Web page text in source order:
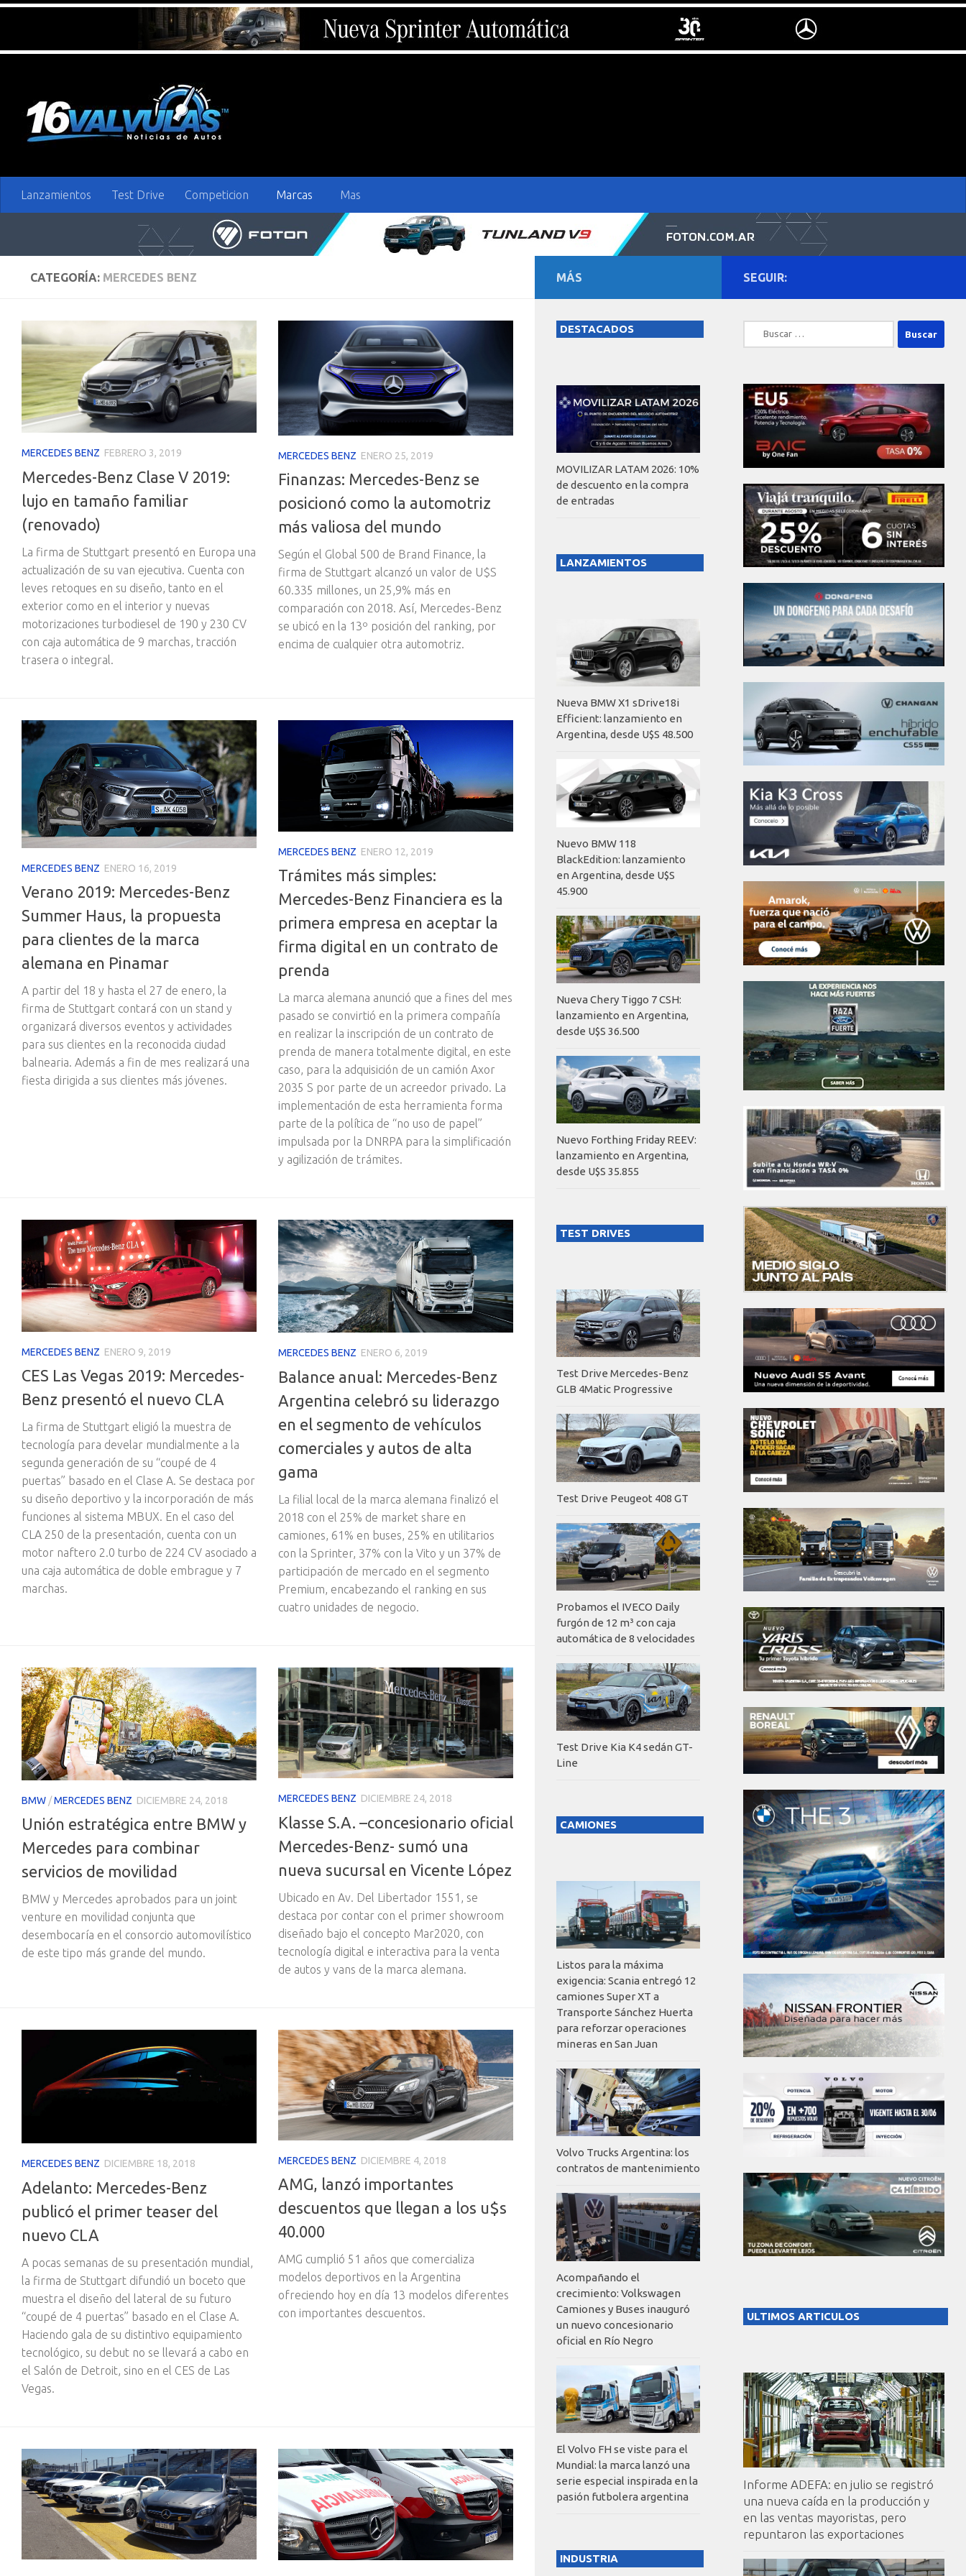
Lanzamientos Test Drive Competicion Marcas Mas
CATEGORÍA: MERCEDES BENZ
MERCEDES BENZ FEBRERO 3, 2019
Mercedes-Benz Clase V 2019:
lujo en tamaño familiar
(renovado)
La firma de Stuttgart presentó en Europa una
actualización de su van ejecutiva. Cuenta con
leves retoques en su diseño, tanto en el
exterior como en el interior y nuevas
motorizaciones turbodiesel de 190 y 230 CV
con caja automática de 9 marchas, tracción
trasera o integral.
MERCEDES BENZ ENERO 25, 2019
Finanzas: Mercedes-Benz se
posicionó como la automotriz
más valiosa del mundo
Según el Global 500 de Brand Finance, la
firma de Stuttgart alcanzó un valor de U$S
60.335 millones, un 25,9% más en
comparación con 2018. Así, Mercedes-Benz
se ubicó en la 13º posición del ranking, por
encima de cualquier otra automotriz.
MERCEDES BENZ ENERO 16, 2019
Verano 2019: Mercedes-Benz
Summer Haus, la propuesta
para clientes de la marca
alemana en Pinamar
A partir del 18 y hasta el 27 de enero, la
firma de Stuttgart contará con un stand y
organizará diversos eventos y actividades
para sus clientes en la reconocida ciudad
balnearia. Además a fin de mes realizará una
fiesta dirigida a sus clientes más jóvenes.
MERCEDES BENZ ENERO 12, 2019
Trámites más simples:
Mercedes-Benz Financiera es la
primera empresa en aceptar la
firma digital en un contrato de
prenda
La marca alemana anunció que a fines del mes
pasado se convirtió en la primera compañía
en realizar la inscripción de un contrato de
prenda de manera totalmente digital, en este
caso, para la adquisición de un camión Axor
2035 S por parte de un acreedor privado. La
implementación de esta herramienta forma
parte de la política de “no uso de papel”
impulsada por la DNRPA para la simplificación
y agilización de trámites.
MERCEDES BENZ ENERO 9, 2019
CES Las Vegas 2019: Mercedes-
Benz presentó el nuevo CLA
La firma de Stuttgart eligió la muestra de
tecnología para develar mundialmente a la
segunda generación de su “coupé de 4
puertas” basado en el Clase A. Se destaca por
su diseño deportivo y la incorporación de más
funciones al sistema MBUX. En el caso del
CLA 250 de la presentación, cuenta con un
motor naftero 2.0 turbo de 224 CV asociado a
una caja automática de doble embrague y 7
marchas.
MERCEDES BENZ ENERO 6, 2019
Balance anual: Mercedes-Benz
Argentina celebró su liderazgo
en el segmento de vehículos
comerciales y autos de alta
gama
La filial local de la marca alemana finalizó el
2018 con el 25% de market share en
camiones, 61% en buses, 25% en utilitarios
con la Sprinter, 37% con la Vito y un 37% de
participación de mercado en el segmento
Premium, encabezando el ranking en sus
cuatro unidades de negocio.
BMW /MERCEDES BENZ DICIEMBRE 24, 2018
Unión estratégica entre BMW y
Mercedes para combinar
servicios de movilidad
BMW y Mercedes aprobados para un joint
venture en movilidad conjunta que
desembocaría en el consorcio automovilístico
de este tipo más grande del mundo.
MERCEDES BENZ DICIEMBRE 24, 2018
Klasse S.A. –concesionario oficial
Mercedes-Benz- sumó una
nueva sucursal en Vicente López
Ubicado en Av. Del Libertador 1551, se
destaca por contar con el primer showroom
diseñado bajo el concepto Mar2020, con
tecnología digital e interactiva para la venta
de autos y vans de la marca alemana.
MERCEDES BENZ DICIEMBRE 18, 2018
Adelanto: Mercedes-Benz
publicó el primer teaser del
nuevo CLA
A pocas semanas de su presentación mundial,
la firma de Stuttgart difundió un boceto que
muestra el diseño del lateral de su futuro
“coupé de 4 puertas” basado en el Clase A.
Haciendo gala de su distintivo equipamiento
tecnológico, su debut no se llevará a cabo en
el Salón de Detroit, sino en el CES de Las
Vegas.
MERCEDES BENZ DICIEMBRE 4, 2018
AMG, lanzó importantes
descuentos que llegan a los u$s
40.000
AMG cumplió 51 años que comercializa
modelos deportivos en la Argentina
ofreciendo hoy en día 13 modelos diferentes
con importantes descuentos.
SEGUIR:
Buscar:
ULTIMOS ARTICULOS
Informe ADEFA: en julio se registró
una nueva caída en la producción y
en las ventas mayoristas, pero
repuntaron las exportaciones
MÁS
DESTACADOS
MOVILIZAR LATAM 2026: 10%
de descuento en la compra
de entradas
LANZAMIENTOS
Nueva BMW X1 sDrive18i
Efficient: lanzamiento en
Argentina, desde U$S 48.500
Nuevo BMW 118
BlackEdition: lanzamiento
en Argentina, desde U$S
45.900
Nueva Chery Tiggo 7 CSH:
lanzamiento en Argentina,
desde U$S 36.500
Nuevo Forthing Friday REEV:
lanzamiento en Argentina,
desde U$S 35.855
TEST DRIVES
Test Drive Mercedes-Benz
GLB 4Matic Progressive
Test Drive Peugeot 408 GT
Probamos el IVECO Daily
furgón de 12 m³ con caja
automática de 8 velocidades
Test Drive Kia K4 sedán GT-
Line
CAMIONES
Listos para la máxima
exigencia: Scania entregó 12
camiones Super XT a
Transporte Sánchez Huerta
para reforzar operaciones
mineras en San Juan
Volvo Trucks Argentina: los
contratos de mantenimiento
Acompañando el
crecimiento: Volkswagen
Camiones y Buses inauguró
un nuevo concesionario
oficial en Río Negro
El Volvo FH se viste para el
Mundial: la marca lanzó una
serie especial inspirada en la
pasión futbolera argentina
INDUSTRIA